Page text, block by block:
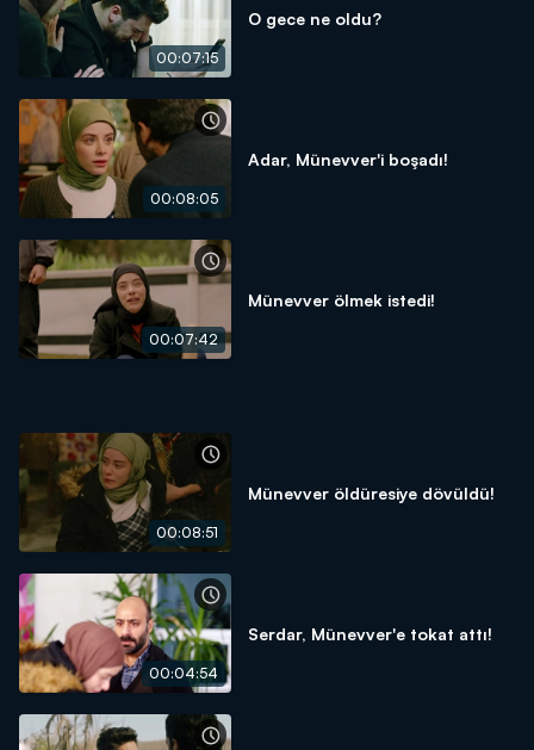
00:07:15
O gece ne oldu?
00:08:05
Adar, Münevver'i boşadı!
00:07:42
Münevver ölmek istedi!
00:08:51
Münevver öldüresiye dövüldü!
00:04:54
Serdar, Münevver'e tokat attı!